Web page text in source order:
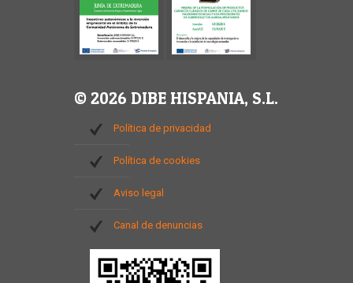
© 2026 DIBE HISPANIA, S.L.
Política de privacidad
Política de cookies
Aviso legal
Canal de denuncias